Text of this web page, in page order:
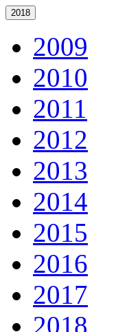
2018
2009
2010
2011
2012
2013
2014
2015
2016
2017
2018